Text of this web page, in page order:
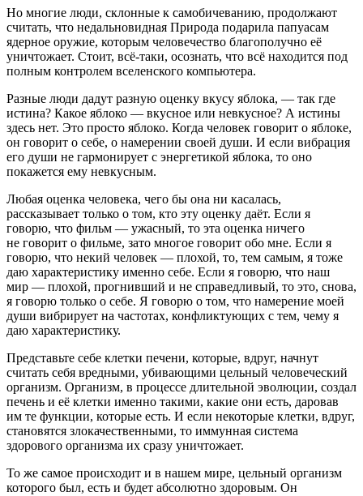
Но многие люди, склонные к самобичеванию, продолжают
считать, что недальновидная Природа подарила папуасам
ядерное оружие, которым человечество благополучно её
уничтожает. Стоит, всё-таки, осознать, что всё находится под
полным контролем вселенского компьютера.
Разные люди дадут разную оценку вкусу яблока, — так где
истина? Какое яблоко — вкусное или невкусное? А истины
здесь нет. Это просто яблоко. Когда человек говорит о яблоке,
он говорит о себе, о намерении своей души. И если вибрация
его души не гармонирует с энергетикой яблока, то оно
покажется ему невкусным.
Любая оценка человека, чего бы она ни касалась,
рассказывает только о том, кто эту оценку даёт. Если я
говорю, что фильм — ужасный, то эта оценка ничего
не говорит о фильме, зато многое говорит обо мне. Если я
говорю, что некий человек — плохой, то, тем самым, я тоже
даю характеристику именно себе. Если я говорю, что наш
мир — плохой, прогнивший и не справедливый, то это, снова,
я говорю только о себе. Я говорю о том, что намерение моей
души вибрирует на частотах, конфликтующих с тем, чему я
даю характеристику.
Представьте себе клетки печени, которые, вдруг, начнут
считать себя вредными, убивающими цельный человеческий
организм. Организм, в процессе длительной эволюции, создал
печень и её клетки именно такими, какие они есть, даровав
им те функции, которые есть. И если некоторые клетки, вдруг,
становятся злокачественными, то иммунная система
здорового организма их сразу уничтожает.
То же самое происходит и в нашем мире, цельный организм
которого был, есть и будет абсолютно здоровым. Он